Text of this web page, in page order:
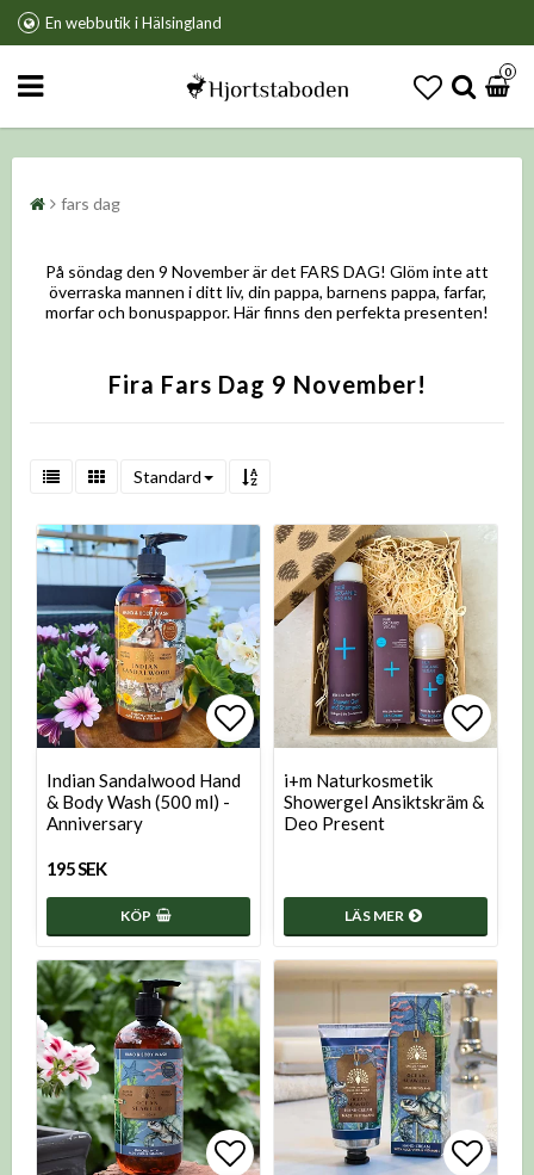
En webbutik i Hälsingland
0
fars dag
På söndag den 9 November är det FARS DAG! Glöm inte att
överraska mannen i ditt liv, din pappa, barnens pappa, farfar,
morfar och bonuspappor. Här finns den perfekta presenten!
Fira Fars Dag 9 November!
Standard
Lägg till i favoritlistan
Indian Sandalwood Hand
& Body Wash (500 ml) -
Anniversary
195 SEK
KÖP
Lägg
i+m Naturkosmetik
Showergel Ansiktskräm &
Deo Present
LÄS MER